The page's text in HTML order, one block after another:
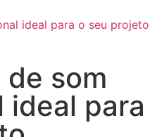
ideal para o seu projeto
som
ideal para